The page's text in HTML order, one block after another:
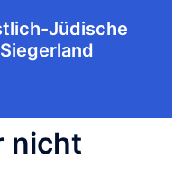
Jüdische
nicht